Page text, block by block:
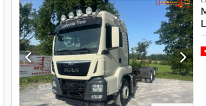
тормозная система), блокировка
стекол,